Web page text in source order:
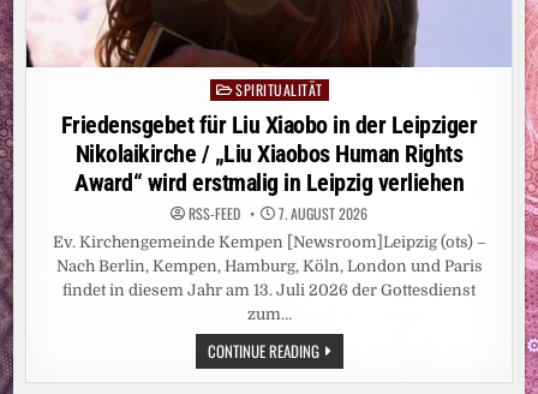
Posted
in
SPIRITUALITÄT
Friedensgebet für Liu Xiaobo in der Leipziger
Nikolaikirche / „Liu Xiaobos Human Rights
Award“ wird erstmalig in Leipzig verliehen
RSS-FEED 7. AUGUST 2026
Ev. Kirchengemeinde Kempen [Newsroom]Leipzig (ots) –
Nach Berlin, Kempen, Hamburg, Köln, London und Paris
findet in diesem Jahr am 13. Juli 2026 der Gottesdienst
zum…
CONTINUE READINGFRIEDENSGEBET
FÜR
LIU